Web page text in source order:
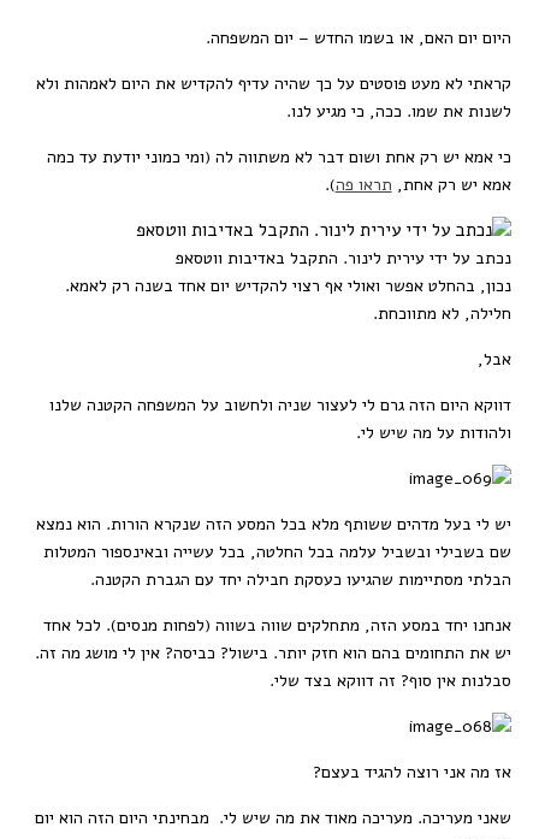
היום יום האם, או בשמו החדש – יום המשפחה.
קראתי לא מעט פוסטים על כך שהיה עדיף להקדיש את היום לאמהות ולא
לשנות את שמו. ככה, כי מגיע לנו.
כי אמא יש רק אחת ושום דבר לא משתווה לה (ומי כמוני יודעת עד כמה
אמא יש רק אחת, תראו פה).
נכתב על ידי עירית לינור. התקבל באדיבות ווטסאפ
נכון, בהחלט אפשר ואולי אף רצוי להקדיש יום אחד בשנה רק לאמא.
חלילה, לא מתווכחת.
אבל,
דווקא היום הזה גרם לי לעצור שניה ולחשוב על המשפחה הקטנה שלנו
ולהודות על מה שיש לי.
יש לי בעל מדהים ששותף מלא בכל המסע הזה שנקרא הורות. הוא נמצא
שם בשבילי ובשביל עלמה בכל החלטה, בכל עשייה ובאינספור המטלות
הבלתי מסתיימות שהגיעו כעסקת חבילה יחד עם הגברת הקטנה.
אנחנו יחד במסע הזה, מתחלקים שווה בשווה (לפחות מנסים). לכל אחד
יש את התחומים בהם הוא חזק יותר. בישול? כביסה? אין לי מושג מה זה.
סבלנות אין סוף? זה דווקא בצד שלי.
אז מה אני רוצה להגיד בעצם?
שאני מעריכה. מעריכה מאוד את מה שיש לי. מבחינתי היום הזה הוא יום